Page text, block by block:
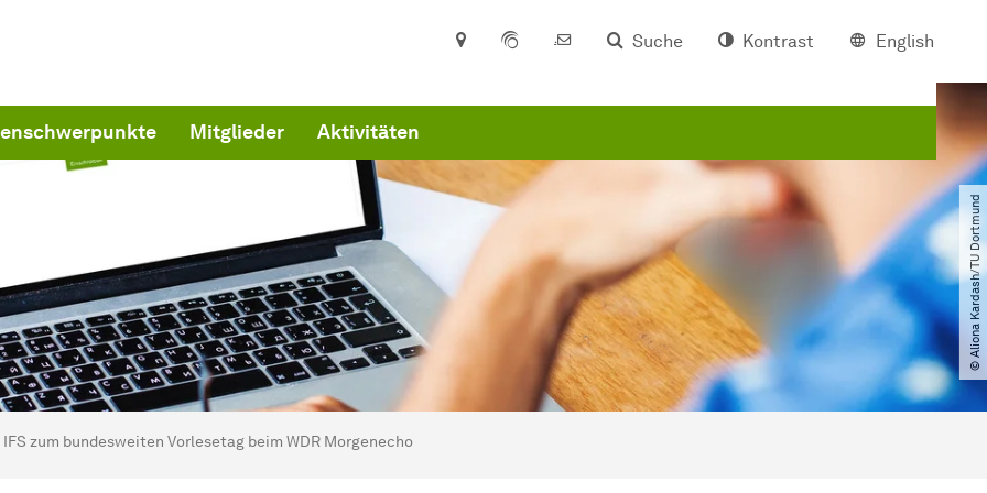
Suche Kontrast English
Mitglieder Aktivitäten
© Aliona Kardash​/​TU Dortmund
hier:
IFS zum bundesweiten Vorlesetag beim WDR Morgenecho